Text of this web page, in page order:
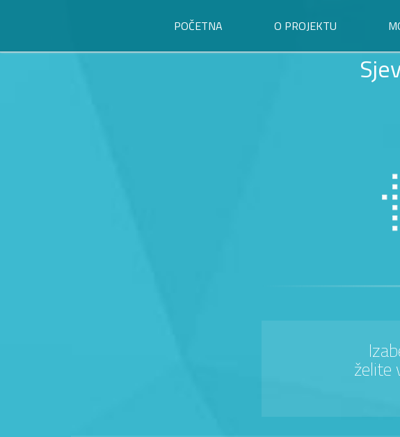
POČETNA O PROJEKTU
želite